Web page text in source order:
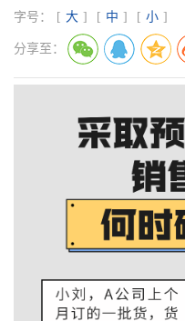
字号：
[ 大 ] [ 中 ] [ 小 ]
分享至：